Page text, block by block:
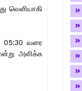
வெளியாகி
05:30 வரை
அளிக்க